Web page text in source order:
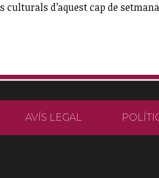
d’aquest cap de
AVÍS LEGAL